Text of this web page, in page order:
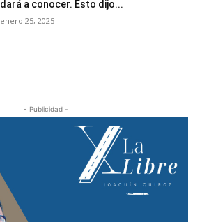
dará a conocer. Esto dijo...
enero 25, 2025
- Publicidad -